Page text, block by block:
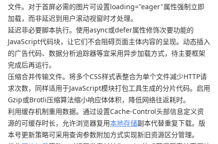
文件。对于首屏必需的图片可设置loading="eager"属性强制立即
加载，而非延迟到用户滚动视窗时才处理。
延迟非必要脚本执行。使用async或defer属性修饰次要功能的
JavaScript代码块，让它们不会阻碍页面主体内容的呈现。动态插入
的广告代码、数据分析追踪器等宜采用异步加载方式，待主要框架
完成后再运行。
压缩合并传输文件。将多个CSS样式表整合为单个文件减少HTTP请
求次数，同样适用于JavaScript模块打包工具生成的分片代码。启用
Gzip或Brotli压缩算法缩小响应体体积，降低网络往返耗时。
利用缓存机制重用数据。通过设置Cache-Control头部信息定义资
源的可缓存时长，允许浏览器复用本地存储副本代替重复下载。版
本号更新策略可采用查询参数附加方式实现新旧资源区分管理。